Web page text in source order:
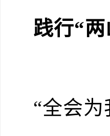
践行“
“全会